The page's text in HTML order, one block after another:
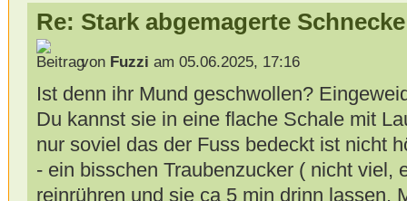
Re: Stark abgemagerte Schnecke
von Fuzzi am 05.06.2025, 17:16
Ist denn ihr Mund geschwollen?
Du kannst sie in eine flache Schale mit
nur soviel das der Fuss bedeckt ist nicht
- ein bisschen Traubenzucker ( nicht viel,
reinrühren und sie ca 5 min drinn lassen.